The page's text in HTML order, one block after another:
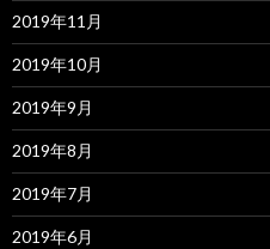
2019年11月
2019年10月
2019年9月
2019年8月
2019年7月
2019年6月